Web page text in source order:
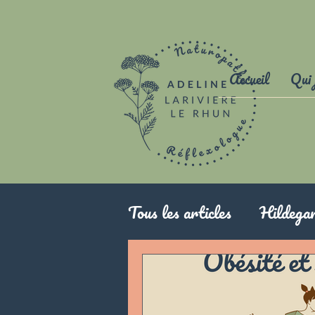
Accueil Qui
Tous les articles